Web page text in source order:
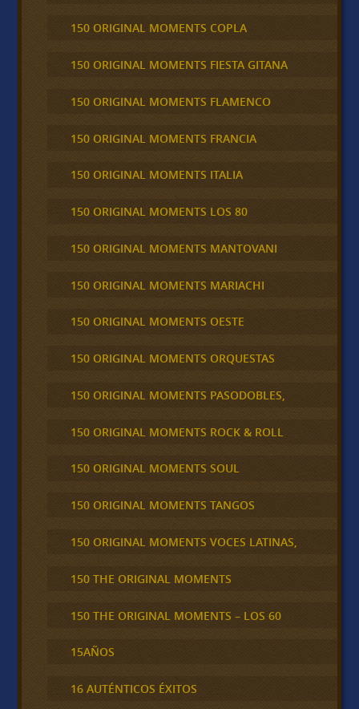
150 ORIGINAL MOMENTS COPLA
150 ORIGINAL MOMENTS FIESTA GITANA
150 ORIGINAL MOMENTS FLAMENCO
150 ORIGINAL MOMENTS FRANCIA
150 ORIGINAL MOMENTS ITALIA
150 ORIGINAL MOMENTS LOS 80
150 ORIGINAL MOMENTS MANTOVANI
150 ORIGINAL MOMENTS MARIACHI
150 ORIGINAL MOMENTS OESTE
150 ORIGINAL MOMENTS ORQUESTAS
150 ORIGINAL MOMENTS PASODOBLES,
150 ORIGINAL MOMENTS ROCK & ROLL
150 ORIGINAL MOMENTS SOUL
150 ORIGINAL MOMENTS TANGOS
150 ORIGINAL MOMENTS VOCES LATINAS,
150 THE ORIGINAL MOMENTS
150 THE ORIGINAL MOMENTS – LOS 60
15AÑOS
16 AUTÉNTICOS ÉXITOS